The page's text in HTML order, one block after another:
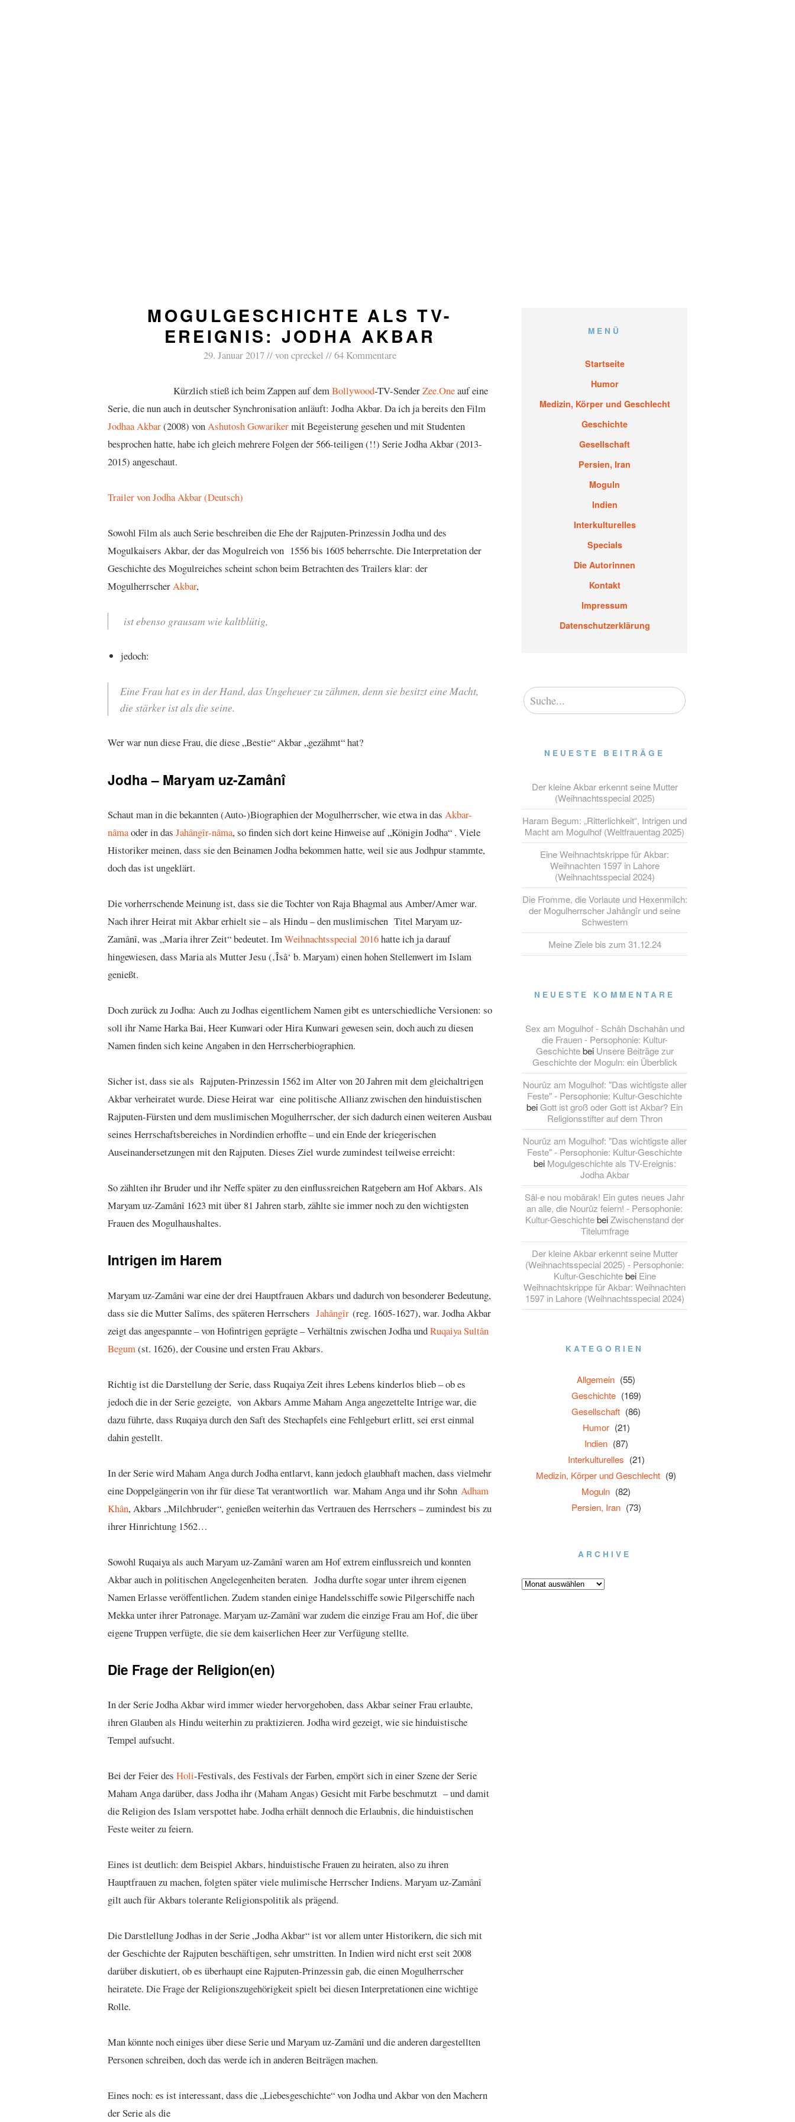
MOGULGESCHICHTE ALS TV-
EREIGNIS: JODHA AKBAR
29. Januar 2017 voncpreckel 64 Kommentare
Kürzlich stieß ich beim Zappen auf demBollywood-TV-SenderZee.Oneauf eine
Serie, die nun auch in deutscher Synchronisation anläuft: Jodha Akbar. Da ich ja bereits den Film
Jodhaa Akbar(2008) vonAshutosh Gowarikermit Begeisterung gesehen und mit Studenten
besprochen hatte, habe ich gleich mehrere Folgen der 566-teiligen (!!) Serie Jodha Akbar (2013-
2015) angeschaut.
Trailer von Jodha Akbar (Deutsch)
Sowohl Film als auch Serie beschreiben die Ehe der Rajputen-Prinzessin Jodha und des
Mogulkaisers Akbar, der das Mogulreich von 1556 bis 1605 beherrschte. Die Interpretation der
Geschichte des Mogulreiches scheint schon beim Betrachten des Trailers klar: der
MogulherrscherAkbar,
ist ebenso grausam wie kaltblütig,
jedoch:
Eine Frau hat es in der Hand, das Ungeheuer zu zähmen, denn sie besitzt eine Macht,
die stärker ist als die seine.
Wer war nun diese Frau, die diese „Bestie“ Akbar „gezähmt“ hat?
Jodha – Maryam uz-Zamânî
Schaut man in die bekannten (Auto-)Biographien der Mogulherrscher, wie etwa in das Akbar-
nâmaoder in das Jahângîr-nâma, so finden sich dort keine Hinweise auf „Königin Jodha“ . Viele
Historiker meinen, dass sie den Beinamen Jodha bekommen hatte, weil sie aus Jodhpur stammte,
doch das ist ungeklärt.
Die vorherrschende Meinung ist, dass sie die Tochter von Raja Bhagmal aus Amber/Amer war.
Nach ihrer Heirat mit Akbar erhielt sie – als Hindu – den muslimischen Titel Maryam uz-
Zamânî, was „Maria ihrer Zeit“ bedeutet. ImWeihnachtsspecial 2016hatte ich ja darauf
hingewiesen, dass Maria als Mutter Jesu (‚Îsâ‘ b. Maryam) einen hohen Stellenwert im Islam
genießt.
Doch zurück zu Jodha: Auch zu Jodhas eigentlichem Namen gibt es unterschiedliche Versionen: so
soll ihr Name Harka Bai, Heer Kunwari oder Hira Kunwari gewesen sein, doch auch zu diesen
Namen finden sich keine Angaben in den Herrscherbiographien.
Sicher ist, dass sie als Rajputen-Prinzessin 1562 im Alter von 20 Jahren mit dem gleichaltrigen
Akbar verheiratet wurde. Diese Heirat war eine politische Allianz zwischen den hinduistischen
Rajputen-Fürsten und dem muslimischen Mogulherrscher, der sich dadurch einen weiteren Ausbau
seines Herrschaftsbereiches in Nordindien erhoffte – und ein Ende der kriegerischen
Auseinandersetzungen mit den Rajputen. Dieses Ziel wurde zumindest teilweise erreicht:
So zählten ihr Bruder und ihr Neffe später zu den einflussreichen Ratgebern am Hof Akbars. Als
Maryam uz-Zamânî 1623 mit über 81 Jahren starb, zählte sie immer noch zu den wichtigsten
Frauen des Mogulhaushaltes.
Intrigen im Harem
Maryam uz-Zamâni war eine der drei Hauptfrauen Akbars und dadurch von besonderer Bedeutung,
dass sie die Mutter Salîms, des späteren Herrschers Jahângîr (reg. 1605-1627), war. Jodha Akbar
zeigt das angespannte – von Hofintrigen geprägte – Verhältnis zwischen Jodha undRuqaiya Sultân
Begum(st. 1626), der Cousine und ersten Frau Akbars.
Richtig ist die Darstellung der Serie, dass Ruqaiya Zeit ihres Lebens kinderlos blieb – ob es
jedoch die in der Serie gezeigte, von Akbars Amme Maham Anga angezettelte Intrige war, die
dazu führte, dass Ruqaiya durch den Saft des Stechapfels eine Fehlgeburt erlitt, sei erst einmal
dahin gestellt.
In der Serie wird Maham Anga durch Jodha entlarvt, kann jedoch glaubhaft machen, dass vielmehr
eine Doppelgängerin von ihr für diese Tat verantwortlich war. Maham Anga und ihr Sohn Adham
Khân, Akbars „Milchbruder“, genießen weiterhin das Vertrauen des Herrschers – zumindest bis zu
ihrer Hinrichtung 1562…
Sowohl Ruqaiya als auch Maryam uz-Zamânî waren am Hof extrem einflussreich und konnten
Akbar auch in politischen Angelegenheiten beraten. Jodha durfte sogar unter ihrem eigenen
Namen Erlasse veröffentlichen. Zudem standen einige Handelsschiffe sowie Pilgerschiffe nach
Mekka unter ihrer Patronage. Maryam uz-Zamânî war zudem die einzige Frau am Hof, die über
eigene Truppen verfügte, die sie dem kaiserlichen Heer zur Verfügung stellte.
Die Frage der Religion(en)
In der Serie Jodha Akbar wird immer wieder hervorgehoben, dass Akbar seiner Frau erlaubte,
ihren Glauben als Hindu weiterhin zu praktizieren. Jodha wird gezeigt, wie sie hinduistische
Tempel aufsucht.
Bei der Feier des Holi-Festivals, des Festivals der Farben, empört sich in einer Szene der Serie
Maham Anga darüber, dass Jodha ihr (Maham Angas) Gesicht mit Farbe beschmutzt – und damit
die Religion des Islam verspottet habe. Jodha erhält dennoch die Erlaubnis, die hinduistischen
Feste weiter zu feiern.
Eines ist deutlich: dem Beispiel Akbars, hinduistische Frauen zu heiraten, also zu ihren
Hauptfrauen zu machen, folgten später viele mulimische Herrscher Indiens. Maryam uz-Zamânî
gilt auch für Akbars tolerante Religionspolitik als prägend.
Die Darstlellung Jodhas in der Serie „Jodha Akbar“ ist vor allem unter Historikern, die sich mit
der Geschichte der Rajputen beschäftigen, sehr umstritten. In Indien wird nicht erst seit 2008
darüber diskutiert, ob es überhaupt eine Rajputen-Prinzessin gab, die einen Mogulherrscher
heiratete. Die Frage der Religionszugehörigkeit spielt bei diesen Interpretationen eine wichtige
Rolle.
Man könnte noch einiges über diese Serie und Maryam uz-Zamânî und die anderen dargestellten
Personen schreiben, doch das werde ich in anderen Beiträgen machen.
Eines noch: es ist interessant, dass die „Liebesgeschichte“ von Jodha und Akbar von den Machern
der Serie als die
MENÜ
Startseite
Humor
Medizin, Körper und Geschlecht
Geschichte
Gesellschaft
Persien, Iran
Moguln
Indien
Interkulturelles
Specials
Die Autorinnen
Kontakt
Impressum
Datenschutzerklärung
NEUESTE BEITRÄGE
Der kleine Akbar erkennt seine Mutter
(Weihnachtsspecial 2025)
Haram Begum: „Ritterlichkeit“, Intrigen und
Macht am Mogulhof (Weltfrauentag 2025)
Eine Weihnachtskrippe für Akbar:
Weihnachten 1597 in Lahore
(Weihnachtsspecial 2024)
Die Fromme, die Vorlaute und Hexenmilch:
der Mogulherrscher Jahângîr und seine
Schwestern
Meine Ziele bis zum 31.12.24
NEUESTE KOMMENTARE
Sex am Mogulhof - Schâh Dschahân und
die Frauen - Persophonie: Kultur-
Geschichtebei Unsere Beiträge zur
Geschichte der Moguln: ein Überblick
Nourûz am Mogulhof: "Das wichtigste aller
Feste" - Persophonie: Kultur-Geschichte
beiGott ist groß oder Gott ist Akbar? Ein
Religionsstifter auf dem Thron
Nourûz am Mogulhof: "Das wichtigste aller
Feste" - Persophonie: Kultur-Geschichte
bei Mogulgeschichte als TV-Ereignis:
Jodha Akbar
Sâl-e nou mobârak! Ein gutes neues Jahr
an alle, die Nourûz feiern! - Persophonie:
Kultur-GeschichtebeiZwischenstand der
Titelumfrage
Der kleine Akbar erkennt seine Mutter
(Weihnachtsspecial 2025) - Persophonie:
Kultur-Geschichtebei Eine
Weihnachtskrippe für Akbar: Weihnachten
1597 in Lahore (Weihnachtsspecial 2024)
KATEGORIEN
Allgemein (55)
Geschichte (169)
Gesellschaft (86)
Humor (21)
Indien (87)
Interkulturelles (21)
Medizin, Körper und Geschlecht (9)
Moguln (82)
Persien, Iran (73)
ARCHIVE